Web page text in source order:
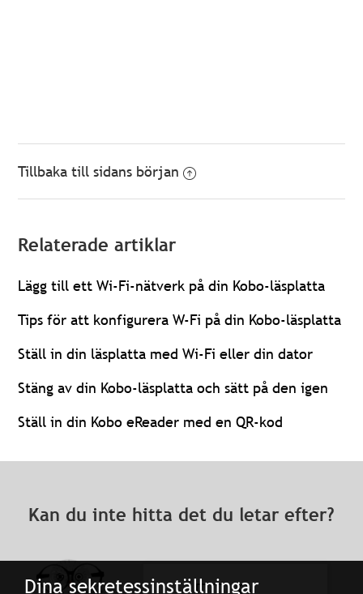
Dina sekretessinställningar
Tillbaka till sidans början
Relaterade artiklar
Lägg till ett Wi-Fi-nätverk på din Kobo-läsplatta
Tips för att konfigurera W-Fi på din Kobo-läsplatta
Ställ in din läsplatta med Wi-Fi eller din dator
Stäng av din Kobo-läsplatta och sätt på den igen
Ställ in din Kobo eReader med en QR-kod
Kan du inte hitta det du letar efter?